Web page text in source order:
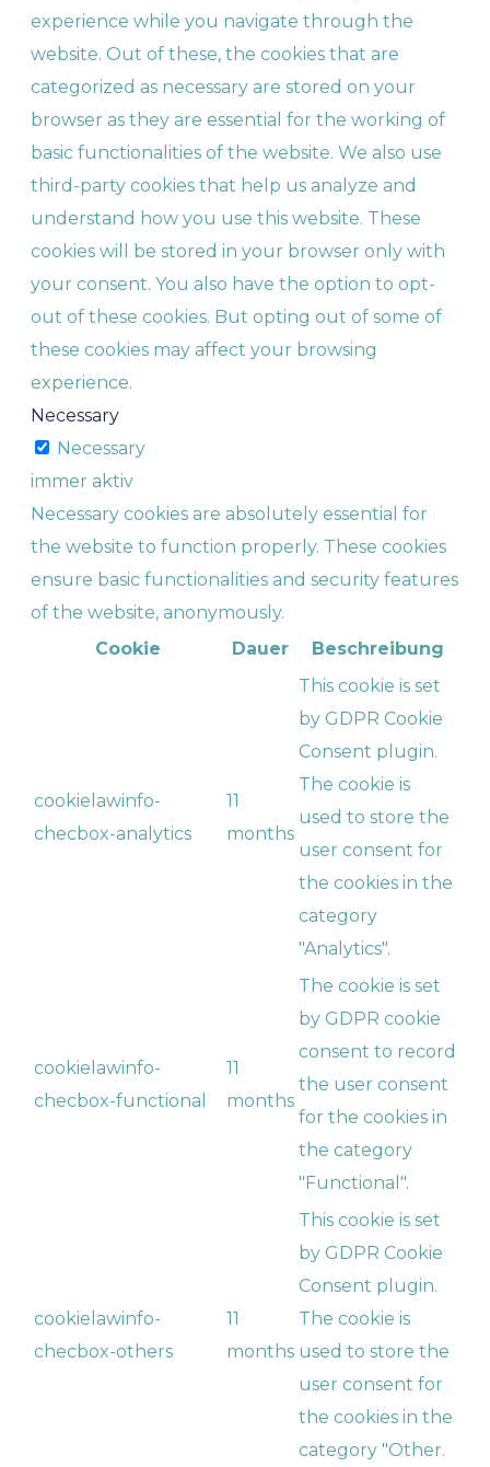
experience while you navigate through the
website. Out of these, the cookies that are
categorized as necessary are stored on your
browser as they are essential for the working of
basic functionalities of the website. We also use
third-party cookies that help us analyze and
understand how you use this website. These
cookies will be stored in your browser only with
your consent. You also have the option to opt-
out of these cookies. But opting out of some of
these cookies may affect your browsing
experience.
Necessary
Necessary
immer aktiv
Necessary cookies are absolutely essential for
the website to function properly. These cookies
ensure basic functionalities and security features
of the website, anonymously.
Cookie
Dauer Beschreibung
cookielawinfo-
checbox-analytics
11
months
This cookie is set
by GDPR Cookie
Consent plugin.
The cookie is
used to store the
user consent for
the cookies in the
category
"Analytics".
cookielawinfo-
checbox-functional
11
months
The cookie is set
by GDPR cookie
consent to record
the user consent
for the cookies in
the category
"Functional".
cookielawinfo-
checbox-others
11
months
This cookie is set
by GDPR Cookie
Consent plugin.
The cookie is
used to store the
user consent for
the cookies in the
category "Other.